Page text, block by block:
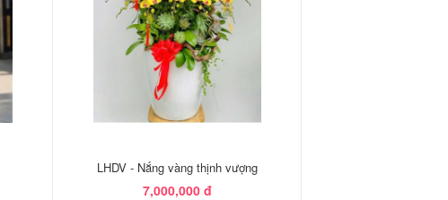
LHDV - Nắng vàng thịnh vượng
7,000,000 đ